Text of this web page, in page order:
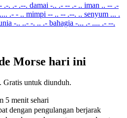
.-. .- .--. damai -.. .- -- .- .. iman .. -- .-
.... .- - .. mimpi -- .. -- .--. .. senyum ... .
-.. ..- -. .. .- bahagia -... .- .... .- --.
Morse hari ini
Gratis untuk diunduh.
5 menit sehari
dengan pengulangan berjarak